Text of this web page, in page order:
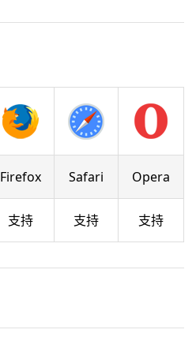
Firefox Safari Opera
支持 支持 支持